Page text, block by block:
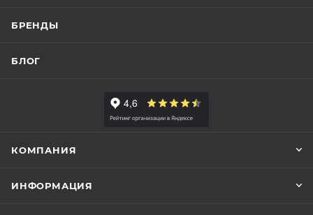
БРЕНДЫ
БЛОГ
КОМПАНИЯ
ИНФОРМАЦИЯ